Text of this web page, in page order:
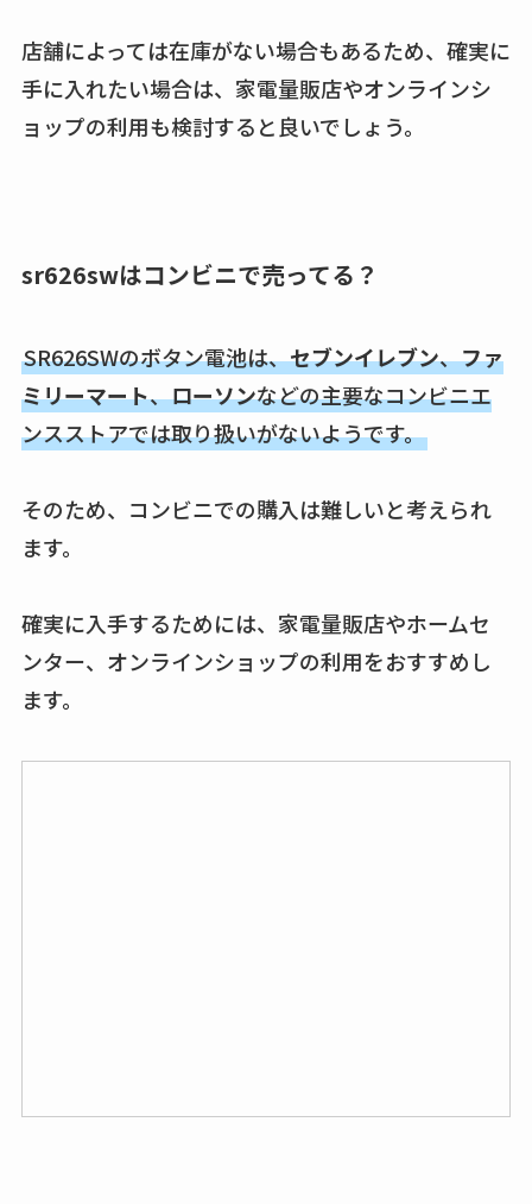
店舗によっては在庫がない場合もあるため、確実に
手に入れたい場合は、家電量販店やオンラインシ
ョップの利用も検討すると良いでしょう。
sr626swはコンビニで売ってる？
SR626SWのボタン電池は、セブンイレブン、ファ
ミリーマート、ローソンなどの主要なコンビニエ
ンスストアでは取り扱いがないようです。
そのため、コンビニでの購入は難しいと考えられ
ます。
確実に入手するためには、家電量販店やホームセ
ンター、オンラインショップの利用をおすすめし
ます。